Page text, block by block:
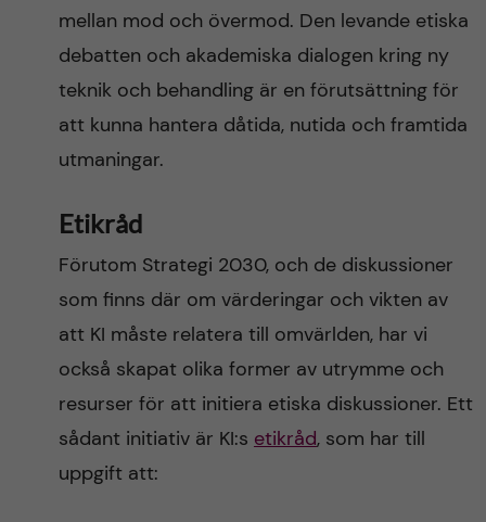
mellan mod och övermod. Den levande etiska
debatten och akademiska dialogen kring ny
teknik och behandling är en förutsättning för
att kunna hantera dåtida, nutida och framtida
utmaningar.
Etikråd
Förutom Strategi 2030, och de diskussioner
som finns där om värderingar och vikten av
att KI måste relatera till omvärlden, har vi
också skapat olika former av utrymme och
resurser för att initiera etiska diskussioner. Ett
sådant initiativ är KI:s etikråd, som har till
uppgift att: